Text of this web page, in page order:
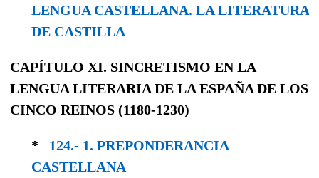
LENGUA CAS­TELLANA. LA LITERATURA
DE CASTILLA
CAPÍTULO XI. SINCRETISMO EN LA
LENGUA LITERARIA DE LA ESPAÑA DE LOS
CINCO REINOS (1180-1230)
* 124.- 1. PREPONDERANCIA
CASTELLANA